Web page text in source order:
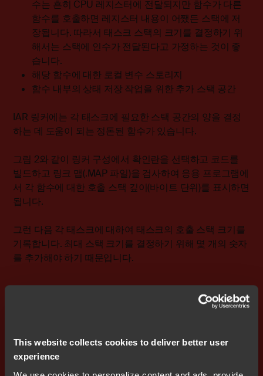
This website collects cookies to deliver better user
experience
수는 흔히 CPU 레지스터에 전달되지만 함수가 다른
함수를 호출하면 레지스터 내용이 어쨌든 스택에 저
장됩니다. 따라서 태스크 스택의 크기를 결정하기 위
해서는 스택에 인수가 전달된다고 가정하는 것이 좋
습니다.
해당 함수에 대한 로컬 변수 스토리지
함수 내부의 상태 저장 작업을 위한 추가 스택 공간
IAR 링커에는 각 태스크에 필요한 스택 공간의 양을 결정
하는 데 도움이 되는 정돈된 함수가 있습니다.
그림 2와 같이 링커 구성에서 확인란을 선택하고 코드를
빌드하고 링크 맵(.MAP 파일)을 검사하여 응용 프로그램에
서 각 함수에 대한 호출 스택 깊이(바이트 단위)를 표시하면
됩니다.
그런 다음 각 태스크에 대하여 태스크의 호출 스택 크기를
기록합니다. 최대 스택 크기를 결정하기 위해 몇 개의 숫자
를 추가해야 하기 때문입니다.